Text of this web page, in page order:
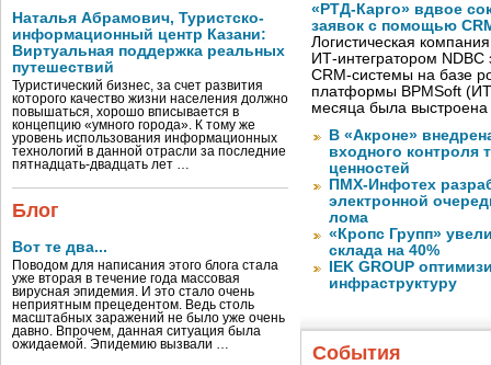
Наталья Абрамович, Туристско-
информационный центр Казани:
Виртуальная поддержка реальных
путешествий
Туристический бизнес, за счет развития
которого качество жизни населения должно
повышаться, хорошо вписывается в
концепцию «умного города». К тому же
уровень использования информационных
технологий в данной отрасли за последние
пятнадцать-двадцать лет …
Блог
Вот те два...
Поводом для написания этого блога стала
уже вторая в течение года массовая
вирусная эпидемия. И это стало очень
неприятным прецедентом. Ведь столь
масштабных заражений не было уже очень
давно. Впрочем, данная ситуация была
ожидаемой. Эпидемию вызвали …
«РТД-Карго» вдвое
заявок с помощью
Логистическая
ИТ-интегратором
CRM-системы на базе
платформы BPMSoft
месяца была
В «Акроне»
входного контроля
ценностей
ПМХ-Инфотех
электронной
лома
«Кропс Групп»
склада на 40%
IEK GROUP
инфраструктуру
События